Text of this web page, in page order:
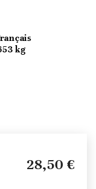
kg
28,50 €